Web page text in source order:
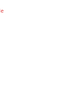
München,